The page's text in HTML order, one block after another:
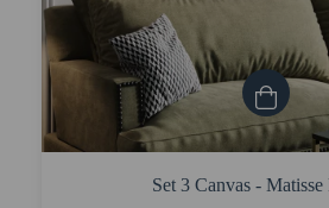
Set 3 Canvas - Matisse